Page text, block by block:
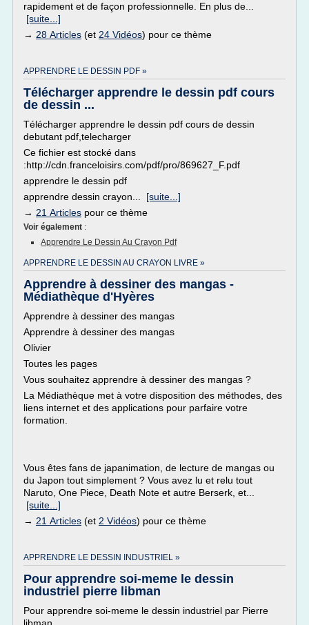
rapidement et de façon professionnelle. En plus de...
[suite...]
→ 28 Articles (et 24 Vidéos) pour ce thème
APPRENDRE LE DESSIN PDF »
Télécharger apprendre le dessin pdf cours
de dessin ...
Télécharger apprendre le dessin pdf cours de dessin
debutant pdf,telecharger
Ce fichier est stocké dans
:http://cdn.franceloisirs.com/pdf/pro/869627_F.pdf
apprendre le dessin pdf
apprendre dessin crayon... [suite...]
→ 21 Articles pour ce thème
Voir également :
Apprendre Le Dessin Au Crayon Pdf
APPRENDRE LE DESSIN AU CRAYON LIVRE »
Apprendre à dessiner des mangas -
Médiathèque d'Hyères
Apprendre à dessiner des mangas
Apprendre à dessiner des mangas
Olivier
Toutes les pages
Vous souhaitez apprendre à dessiner des mangas ?
La Médiathèque met à votre disposition des méthodes, des
liens internet et des applications pour parfaire votre
formation.
Vous êtes fans de japanimation, de lecture de mangas ou
du Japon tout simplement ? Vous avez lu et relu tout
Naruto, One Piece, Death Note et autre Berserk, et...
[suite...]
→ 21 Articles (et 2 Vidéos) pour ce thème
APPRENDRE LE DESSIN INDUSTRIEL »
Pour apprendre soi-meme le dessin
industriel pierre libman
Pour apprendre soi-meme le dessin industriel par Pierre